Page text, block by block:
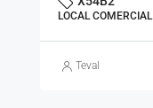
LOCAL COMERCIAL
Teval